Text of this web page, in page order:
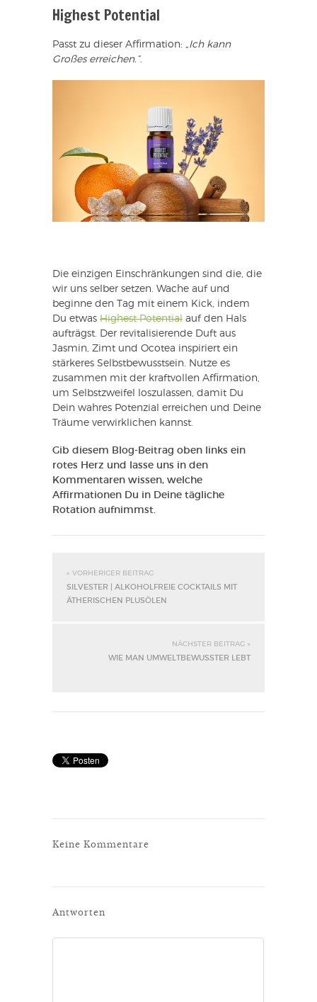
Highest Potential
Passt zu dieser Affirmation: „Ich kann
Großes erreichen.“.
Die einzigen Einschränkungen sind die, die
wir uns selber setzen. Wache auf und
beginne den Tag mit einem Kick, indem
Du etwas Highest Potential auf den Hals
aufträgst. Der revitalisierende Duft aus
Jasmin, Zimt und Ocotea inspiriert ein
stärkeres Selbstbewusstsein. Nutze es
zusammen mit der kraftvollen Affirmation,
um Selbstzweifel loszulassen, damit Du
Dein wahres Potenzial erreichen und Deine
Träume verwirklichen kannst.
Gib diesem Blog-Beitrag oben links ein
rotes Herz und lasse uns in den
Kommentaren wissen, welche
Affirmationen Du in Deine tägliche
Rotation aufnimmst.
« VORHERIGER BEITRAG
SILVESTER | ALKOHOLFREIE COCKTAILS MIT
ÄTHERISCHEN PLUSÖLEN
NÄCHSTER BEITRAG »
WIE MAN UMWELTBEWUSSTER LEBT
Keine Kommentare
Antworten